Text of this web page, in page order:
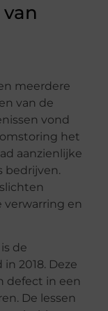
meerdere
van de
vond
het
aanzienlijke
bedrijven.
verwarring en
de
2018. Deze
defect in een
De lessen